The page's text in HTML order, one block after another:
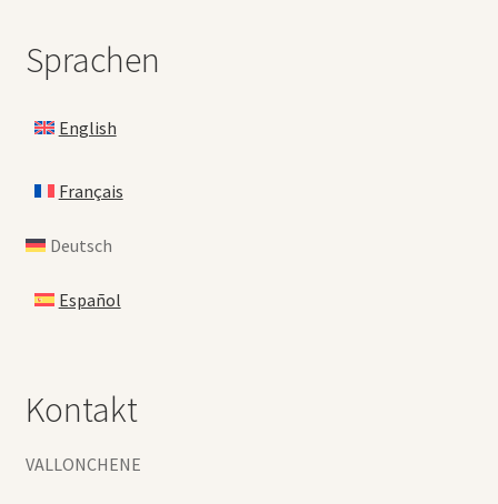
Sprachen
English
Français
Deutsch
Español
Kontakt
VALLONCHENE